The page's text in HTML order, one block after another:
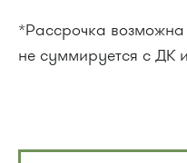
*Рассрочка возможна
не суммируется с ДК